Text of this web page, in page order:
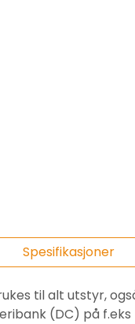
Spesifikasjoner
til alt utstyr,
(DC) på